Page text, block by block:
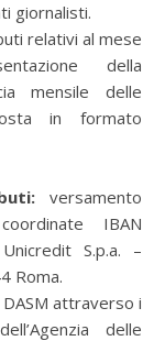
giornalisti.
relativi al mese
della
mensile delle
in formato
versamento
IBAN
S.p.a. –
Roma.
attraverso i
delle